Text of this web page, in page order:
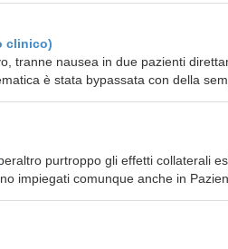
clinico)
tranne nausea in due pazienti
è stata bypassata con della
purtroppo gli effetti collaterali
impiegati comunque anche in